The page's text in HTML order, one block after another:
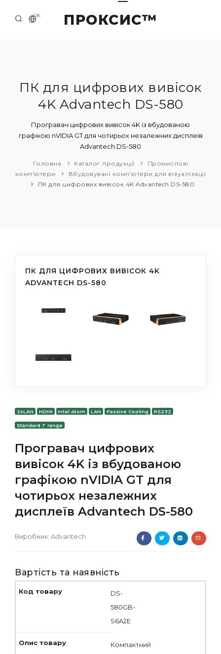
ПРОКСИС™
UK
ПРО НАС
ПРИКЛАДИ ТА РІШЕННЯ
КАТАЛОГ ПРОДУКЦІЇ
ПК для цифрових вивісок
4K Advantech DS-580
Програвач цифрових вивісок 4K із вбудованою
графікою nVIDIA GT для чотирьох незалежних дисплеїв
Advantech DS-580
Головна Каталог продукції
Промислові
комп'ютери
Вбудовувані комп'ютери для візуалізації
ПК для цифрових вивісок 4K Advantech DS-580
ПК ДЛЯ ЦИФРОВИХ ВИВІСОК 4K
ADVANTECH DS-580
2xLAN HDMI Intel Atom LAN Passive Cooling RS232
Standard T range
Програвач цифрових
вивісок 4K із вбудованою
графікою nVIDIA GT для
чотирьох незалежних
дисплеїв Advantech DS-580
Виробник: Advantech
Вартість та наявність
DS-
580GB-
S6A2E
Компактний